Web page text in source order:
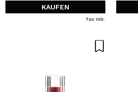
KAUFEN
Tax Inb.